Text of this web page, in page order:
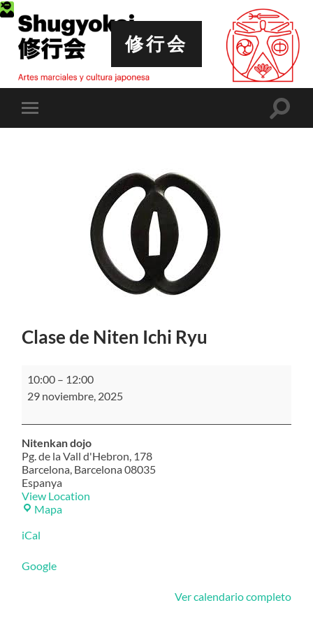
修行会
Alternar
el
Clase de Niten Ichi Ryu
de
Niten
Ryu
10:00 – 12:00
29 noviembre, 2025
Nitenkan dojo
Pg. de la Vall d'Hebron, 178
Barcelona Barcelona08035
Espanya
View Location
MapaNitenkan
iCal
Google
Ver calendario completo